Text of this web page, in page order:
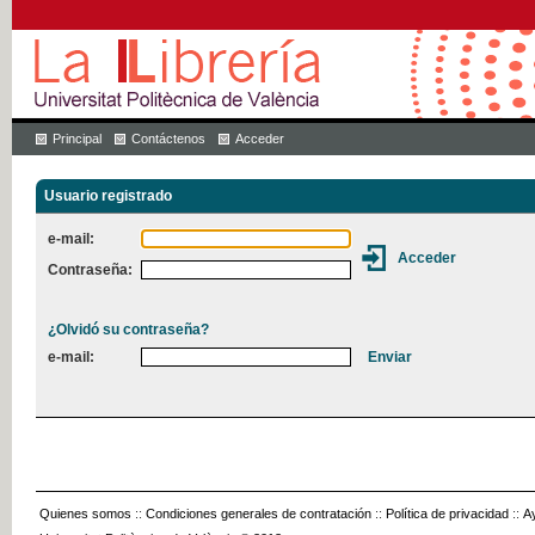
Principal Contáctenos Acceder
Usuario registrado
e-mail:
Contraseña:
¿Olvidó su contraseña?
e-mail:
Quienes somos :: Condiciones generales de contratación :: Política de privacidad ::